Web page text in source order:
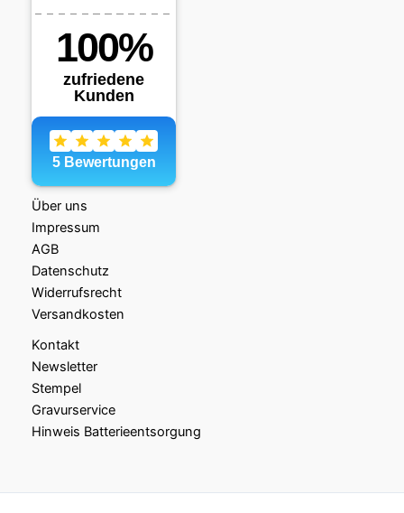
Über uns
Impressum
AGB
Datenschutz
Widerrufsrecht
Versandkosten
Kontakt
Newsletter
Stempel
Gravurservice
Hinweis Batterieentsorgung